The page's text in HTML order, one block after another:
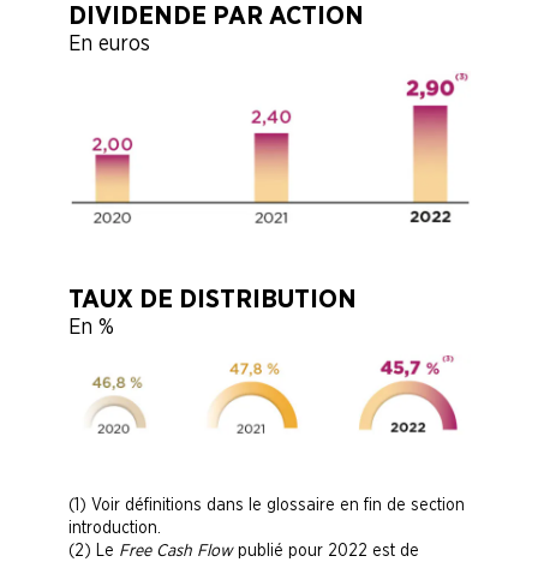
DIVIDENDE PAR ACTION
En euros
TAUX DE DISTRIBUTION
En %
Voir définitions dans le glossaire en fin de section
introduction.
Le Free Cash Flowpublié pour 2022 est de